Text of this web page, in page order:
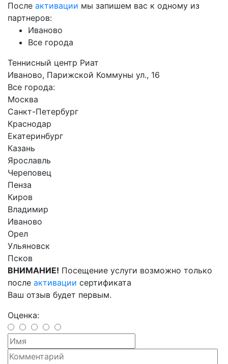
После активации мы запишем вас к одному из
партнеров:
Иваново
Все города
Теннисный центр Риат
Иваново, Парижской Коммуны ул., 16
Все города:
Москва
Санкт-Петербург
Краснодар
Екатеринбург
Казань
Ярославль
Череповец
Пенза
Киров
Владимир
Иваново
Орел
Ульяновск
Псков
ВНИМАНИЕ! Посещение услуги возможно только
после активации сертификата
Ваш отзыв будет первым.
Оценка: